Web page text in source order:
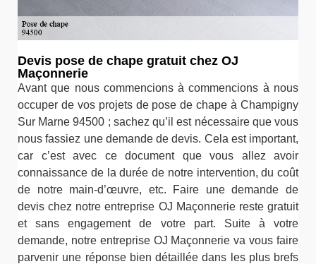
Devis pose de chape gratuit chez OJ
Maçonnerie
Avant que nous commencions à commencions à nous
occuper de vos projets de pose de chape à Champigny
Sur Marne 94500 ; sachez qu’il est nécessaire que vous
nous fassiez une demande de devis. Cela est important,
car c’est avec ce document que vous allez avoir
connaissance de la durée de notre intervention, du coût
de notre main-d’œuvre, etc. Faire une demande de
devis chez notre entreprise OJ Maçonnerie reste gratuit
et sans engagement de votre part. Suite à votre
demande, notre entreprise OJ Maçonnerie va vous faire
parvenir une réponse bien détaillée dans les plus brefs